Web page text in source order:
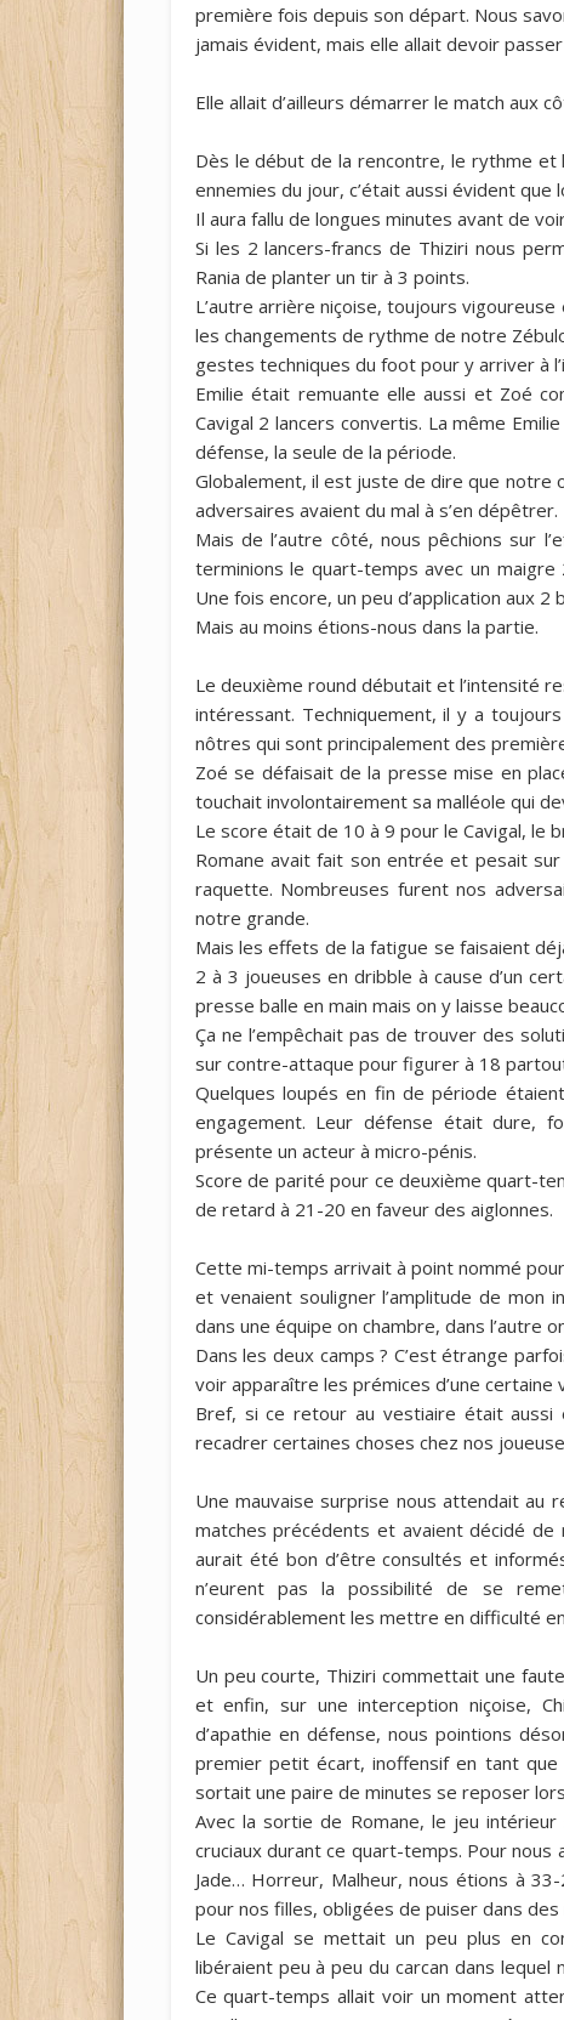
première fois depuis son départ. Nous
jamais évident, mais elle allait devoir
Elle allait d’ailleurs démarrer le match aux
Dès le début de la rencontre, le rythme et
ennemies du jour, c’était aussi évident
Il aura fallu de longues minutes avant de
Si les 2 lancers-francs de Thiziri nous
Rania de planter un tir à 3 points.
L’autre arrière niçoise, toujours
les changements de rythme de notre
gestes techniques du foot pour y arriver à
Emilie était remuante elle aussi et Zoé
Cavigal 2 lancers convertis. La même
défense, la seule de la période.
Globalement, il est juste de dire que notre
adversaires avaient du mal à s’en dépêtrer.
Mais de l’autre côté, nous pêchions sur
terminions le quart-temps avec un
Une fois encore, un peu d’application aux
Mais au moins étions-nous dans la partie.
Le deuxième round débutait et l’intensité
intéressant. Techniquement, il y a
nôtres qui sont principalement des
Zoé se défaisait de la presse mise en
touchait involontairement sa malléole qui
Le score était de 10 à 9 pour le Cavigal, le
Romane avait fait son entrée et pesait
raquette. Nombreuses furent nos
notre grande.
Mais les effets de la fatigue se faisaient
2 à 3 joueuses en dribble à cause d’un
presse balle en main mais on y laisse
Ça ne l’empêchait pas de trouver des
sur contre-attaque pour figurer à 18
Quelques loupés en fin de période
engagement. Leur défense était dure,
présente un acteur à micro-pénis.
Score de parité pour ce deuxième quart-
de retard à 21-20 en faveur des aiglonnes.
Cette mi-temps arrivait à point nommé
et venaient souligner l’amplitude de mon
dans une équipe on chambre, dans l’autre
Dans les deux camps ? C’est étrange
voir apparaître les prémices d’une certaine
Bref, si ce retour au vestiaire était aussi
recadrer certaines choses chez nos
Une mauvaise surprise nous attendait
matches précédents et avaient décidé de
aurait été bon d’être consultés et
n’eurent pas la possibilité de se
considérablement les mettre en difficulté
Un peu courte, Thiziri commettait une
et enfin, sur une interception niçoise,
d’apathie en défense, nous pointions
premier petit écart, inoffensif en tant
sortait une paire de minutes se reposer
Avec la sortie de Romane, le jeu
cruciaux durant ce quart-temps. Pour nous
Jade… Horreur, Malheur, nous étions à
pour nos filles, obligées de puiser dans des
Le Cavigal se mettait un peu plus en
libéraient peu à peu du carcan dans
Ce quart-temps allait voir un moment